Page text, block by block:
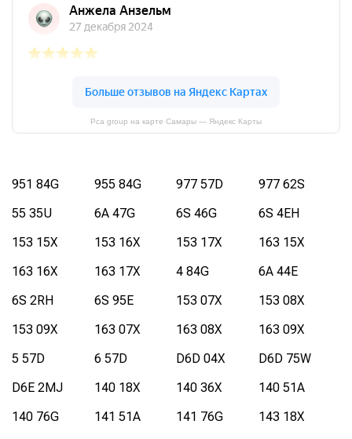
Pca group на карте Самары — Яндекс Карты
951 84G 955 84G 977 57D
977 62S
55 35U
6A 47G 6S 46G
6S 4EH
153 15X
153 16X 153 17X
163 15X
163 16X
163 17X 4 84G
6A 44E
6S 2RH
6S 95E 153 07X
153 08X
153 09X
163 07X 163 08X
163 09X
5 57D
6 57D D6D 04X
D6D 75W
D6E 2MJ
140 18X 140 36X
140 51A
140 76G
141 51A 141 76G
143 18X